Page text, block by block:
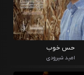
حس خوب
امید شیرودی